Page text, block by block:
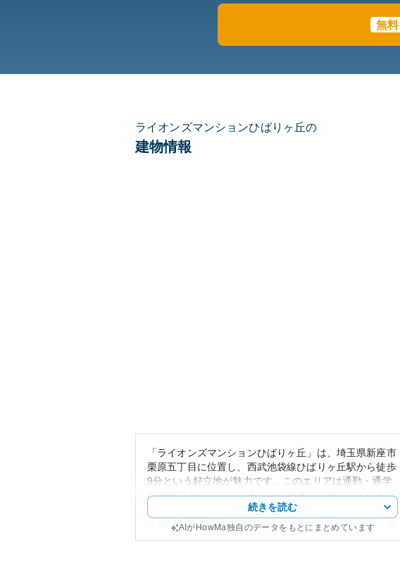
無料
ライオンズマンションひばりヶ丘の
建物情報
「ライオンズマンションひばりヶ丘」は、埼玉県新座市
栗原五丁目に位置し、西武池袋線ひばりヶ丘駅から徒歩
9分という好立地が魅力です。このエリアは通勤・通学
に便利でありながら、多くの商業施設が充実しているた
め、生活利便性が非常に良好です。また、幹線道路やバ
ス路線も整備されており、移動手段にも困りません。マ
続きを読む
AIがHowMa独自のデータをもとにまとめています